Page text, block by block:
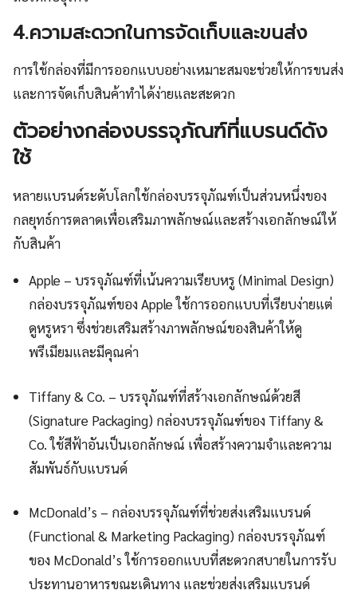
4.ความสะดวกในการจัดเก็บและขนส่ง
การใช้กล่องที่มีการออกแบบอย่างเหมาะสมจะช่วยให้การขนส่ง
และการจัดเก็บสินค้าทำได้ง่ายและสะดวก
ตัวอย่างกล่องบรรจุภัณฑ์ที่แบรนด์ดัง
ใช้
หลายแบรนด์ระดับโลกใช้กล่องบรรจุภัณฑ์เป็นส่วนหนึ่งของ
กลยุทธ์การตลาดเพื่อเสริมภาพลักษณ์และสร้างเอกลักษณ์ให้
กับสินค้า
Apple – บรรจุภัณฑ์ที่เน้นความเรียบหรู (Minimal Design)
กล่องบรรจุภัณฑ์ของ Apple ใช้การออกแบบที่เรียบง่ายแต่
ดูหรูหรา ซึ่งช่วยเสริมสร้างภาพลักษณ์ของสินค้าให้ดู
พรีเมียมและมีคุณค่า
Tiffany & Co. – บรรจุภัณฑ์ที่สร้างเอกลักษณ์ด้วยสี
(Signature Packaging) กล่องบรรจุภัณฑ์ของ Tiffany &
Co. ใช้สีฟ้าอันเป็นเอกลักษณ์ เพื่อสร้างความจำและความ
สัมพันธ์กับแบรนด์
McDonald’s – กล่องบรรจุภัณฑ์ที่ช่วยส่งเสริมแบรนด์
(Functional & Marketing Packaging) กล่องบรรจุภัณฑ์
ของ McDonald’s ใช้การออกแบบที่สะดวกสบายในการรับ
ประทานอาหารขณะเดินทาง และช่วยส่งเสริมแบรนด์